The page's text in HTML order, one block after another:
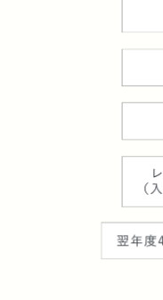
一般社団
ンドの更
開催され
ライフス
し出した
”つたふ
ポッドキ